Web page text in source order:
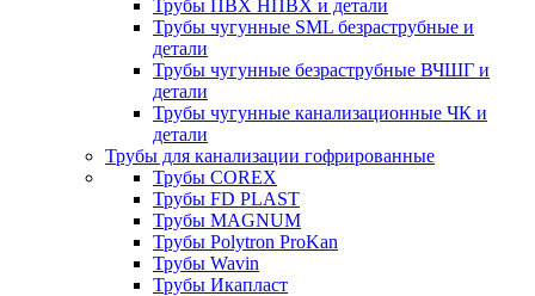
Трубы ПВХ НПВХ и детали
Трубы чугунные SML безраструбные и
детали
Трубы чугунные безраструбные ВЧШГ и
детали
Трубы чугунные канализационные ЧК и
детали
Трубы для канализации гофрированные
Трубы COREX
Трубы FD PLAST
Трубы MAGNUM
Трубы Polytron ProKan
Трубы Wavin
Трубы Икапласт